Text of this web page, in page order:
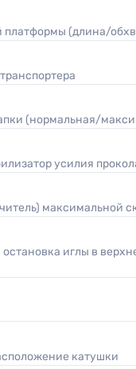
платформы (длина/
(нормальная/
усилия
максимальной
катушки